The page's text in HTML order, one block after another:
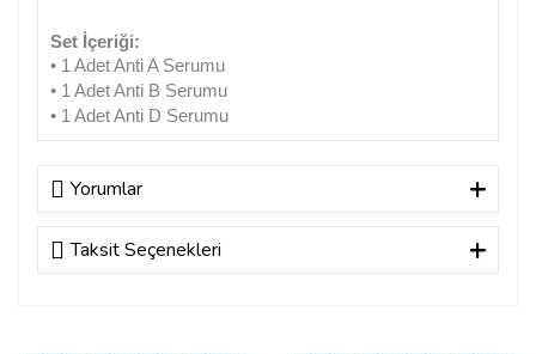
Set İçeriği:
• 1 Adet Anti A Serumu
• 1 Adet Anti B Serumu
• 1 Adet Anti D Serumu
Yorumlar
Taksit Seçenekleri